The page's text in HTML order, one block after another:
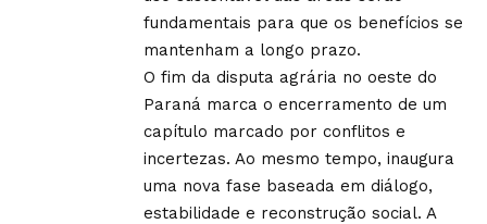
fundamentais para que os benefícios se
mantenham a longo prazo.
O fim da disputa agrária no oeste do
Paraná marca o encerramento de um
capítulo marcado por conflitos e
incertezas. Ao mesmo tempo, inaugura
uma nova fase baseada em diálogo,
estabilidade e reconstrução social. A